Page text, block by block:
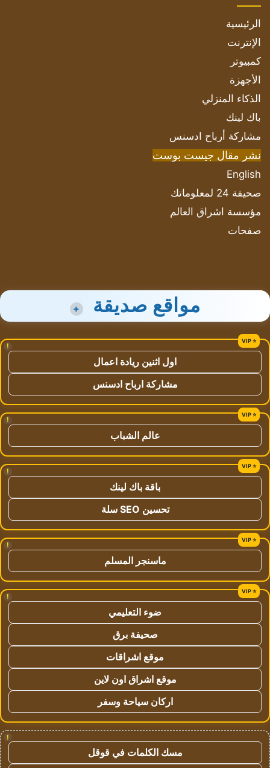
الرئيسية
الإنترنت
كمبيوتر
الأجهزة
الذكاء المنزلي
باك لينك
مشاركة أرباح ادسنس
نشر مقال جيست بوست
English
صحيفة 24 لمعلوماتك
مؤسسة اشراق العالم
صفحات
مواقع صديقة +
!
اول اثنين ريادة اعمال
مشاركة ارباح ادسنس
!
عالم الشباب
!
باقة باك لينك
تحسين SEO سلة
!
ماسنجر المسلم
!
ضوء التعليمي
صحيفة برق
موقع اشراقات
موقع اشراق اون لاين
اركان سياحة وسفر
!
مسك الكلمات في قوقل